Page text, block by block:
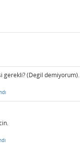
gerekli? (Degil demiyorum).